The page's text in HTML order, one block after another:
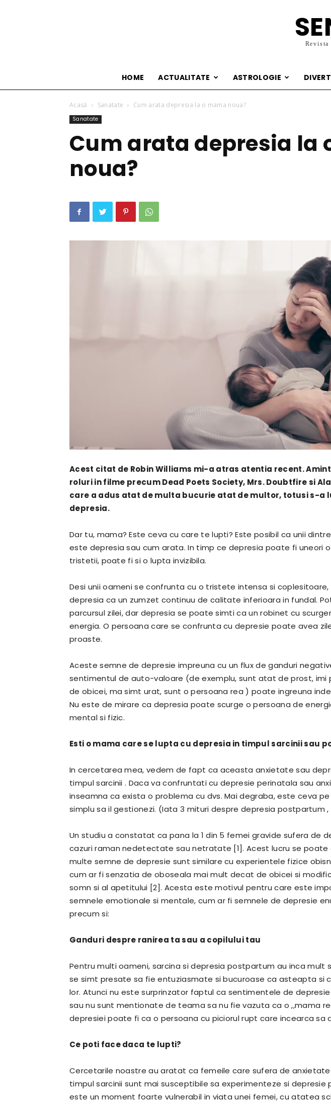
HOME ACTUALITATE ASTROLOGIE
Acasă Sanatate Cum arata depresia la o mama noua?
Sanatate
Cum arata depresia la
noua?
Acest citat de Robin Williams mi-a atras atentia recent.
roluri in filme precum Dead Poets Society, Mrs. Doubtfire si
care a adus atat de multa bucurie atat de multor, totusi s-a
depresia.
Dar tu, mama? Este ceva cu care te lupti? Este posibil ca unii
este depresia sau cum arata. In timp ce depresia poate fi uneori o
tristetii, poate fi si o lupta invizibila.
Desi unii oameni se confrunta cu o tristete intensa si
depresia ca un zumzet continuu de calitate inferioara in fundal.
parcursul zilei, dar depresia se poate simti ca un robinet cu
energia. O persoana care se confrunta cu depresie poate avea
proaste.
Aceste semne de depresie impreuna cu un flux de ganduri
sentimentul de auto-valoare (de exemplu, sunt atat de prost, imi
de obicei, ma simt urat, sunt o persoana rea ) poate ingreuna
Nu este de mirare ca depresia poate scurge o persoana de
mental si fizic.
Esti o mama care se lupta cu depresia in timpul sarcinii sau
In cercetarea mea, vedem de fapt ca aceasta anxietate sau
timpul sarcinii . Daca va confruntati cu depresie perinatala sau
inseamna ca exista o problema cu dvs. Mai degraba, este ceva
simplu sa il gestionezi. (Iata 3 mituri despre depresia postpartum
Un studiu a constatat ca pana la 1 din 5 femei gravide sufera de
cazuri raman nedetectate sau netratate [1]. Acest lucru se
multe semne de depresie sunt similare cu experientele fizice
cum ar fi senzatia de oboseala mai mult decat de obicei si
somn si al apetitului [2]. Acesta este motivul pentru care este
semnele emotionale si mentale, cum ar fi semnele de depresie
precum si:
Ganduri despre ranirea ta sau a copilului tau
Pentru multi oameni, sarcina si depresia postpartum au inca mult
se simt presate sa fie entuziasmate si bucuroase ca asteapta si
lor. Atunci nu este surprinzator faptul ca sentimentele de
sau nu sunt mentionate de teama sa nu fie vazuta ca o ,,mama
depresiei poate fi ca o persoana cu piciorul rupt care incearca sa
Ce poti face daca te lupti?
Cercetarile noastre au aratat ca femeile care sufera de anxietate
timpul sarcinii sunt mai susceptibile sa experimenteze si depresie
este un moment foarte vulnerabil in viata unei femei, cu atatea